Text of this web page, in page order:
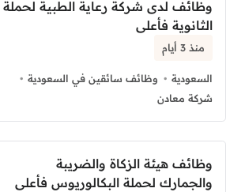
وظائف لدى شركة رعاية الطبية لحملة
الثانوية فأعلى
منذ 3 أيام
السعودية
وظائف سائقين في السعودية
شركة معادن
وظائف هيئة الزكاة والضريبة
والجمارك لحملة البكالوريوس فأعلى